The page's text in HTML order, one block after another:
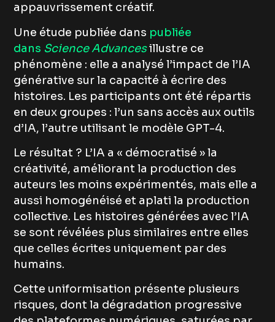
appauvrissement créatif.
Une étude publiée dans publiée
dans Science Advancesillustre ce
phénomène : elle a analysé l’impact de l’IA
générative sur la capacité à écrire des
histoires. Les participants ont été répartis
en deux groupes : l’un sans accès aux outils
d’IA, l’autre utilisant le modèle GPT-4.
Le résultat ? L’IA a « démocratisé » la
créativité, améliorant la production des
auteurs les moins expérimentés, mais elle a
aussi homogénéisé et aplati la production
collective. Les histoires générées avec l’IA
se sont révélées plus similaires entre elles
que celles écrites uniquement par des
humains.
Cette uniformisation présente plusieurs
risques, dont la dégradation progressive